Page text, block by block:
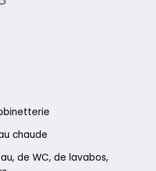
chaude
de WC, de lavabos,